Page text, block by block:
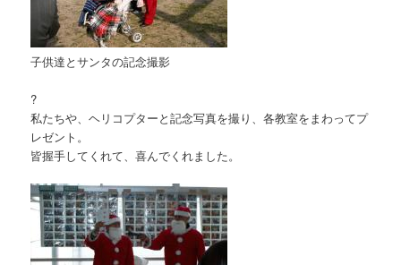
子供達とサンタの記念撮影
?
私たちや、ヘリコプターと記念写真を撮り、各教室をまわってプ
レゼント。
皆握手してくれて、喜んでくれました。